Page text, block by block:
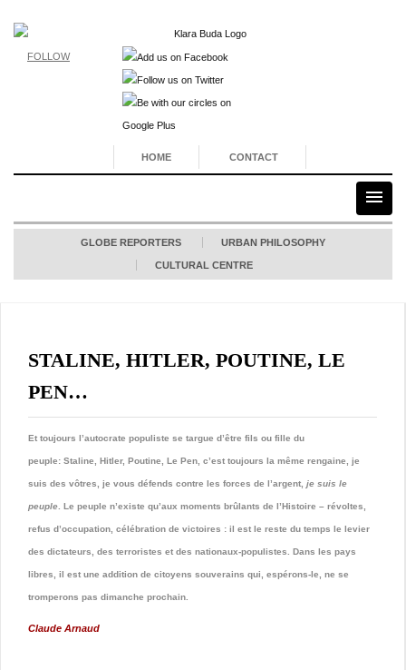
FOLLOW
HOME CONTACT
GLOBE REPORTERS URBAN PHILOSOPHY
CULTURAL CENTRE
STALINE, HITLER, POUTINE, LE
PEN…
Et toujours l’autocrate populiste se targue d’être fils ou fille du
peuple: Staline, Hitler, Poutine, Le Pen, c’est toujours la même rengaine, je
suis des vôtres, je vous défends contre les forces de l’argent, je suis le
peuple . Le peuple n’existe qu’aux moments brûlants de l’Histoire – révoltes,
refus d’occupation, célébration de victoires : il est le reste du temps le levier
des dictateurs, des terroristes et des nationaux-populistes. Dans les pays
libres, il est une addition de citoyens souverains qui, espérons-le, ne se
tromperons pas dimanche prochain.
Claude Arnaud